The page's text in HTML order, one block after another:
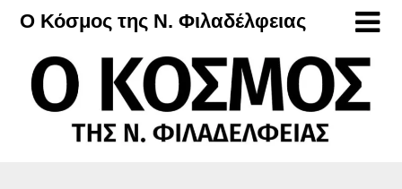
Μετάβαση
περιεχόμενο
Ο Κόσμος της Ν. Φιλαδέλφειας